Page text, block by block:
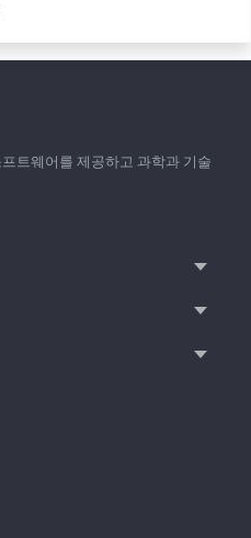
트웨어를 제공하고 과학과 기술